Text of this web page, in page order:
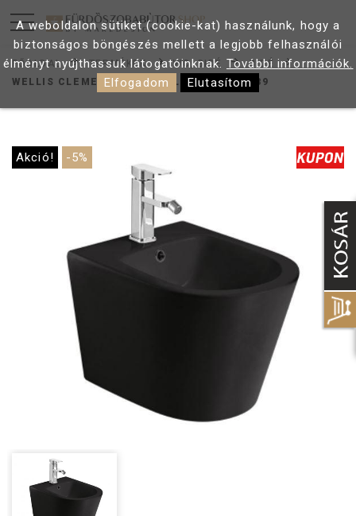
FŐOLDAL TERMÉKEK WC, BIDÉ
BIDÉ
WELLIS CLEMENT BLACK FALI BIDÉ WF00089
Akció! -5%
A weboldalon sütiket (cookie-kat) használunk, hogy a
biztonságos böngészés mellett a legjobb felhasználói
élményt nyújthassuk látogatóinknak. További információk.
Elfogadom
Elutasítom